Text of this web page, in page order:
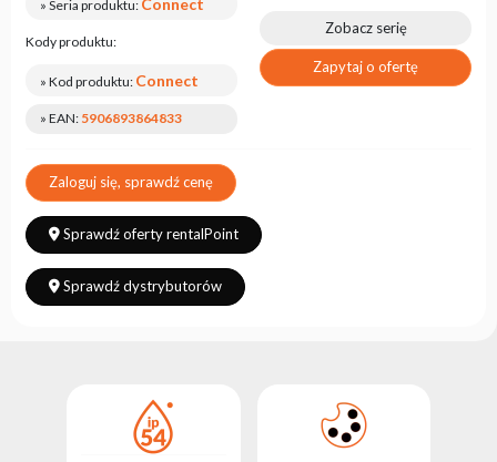
» Seria produktu: Connect
Kody produktu:
» Kod produktu: Connect
» EAN: 5906893864833
Zobacz serię
Zapytaj o ofertę
Zaloguj się, sprawdź cenę
Sprawdź oferty rentalPoint
Sprawdź dystrybutorów